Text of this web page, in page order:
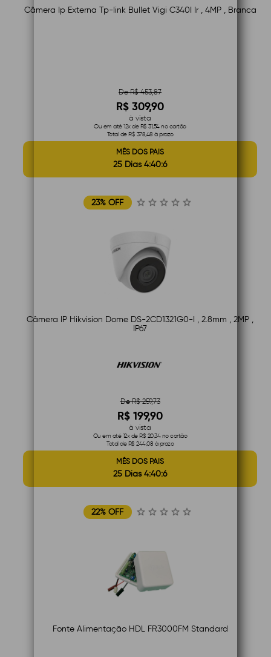
Câmera Ip Externa Tp-link Bullet Vigi C340I Ir , 4MP , Branca
De R$ 453,87
R$ 309,90
à vista
Ou em até 12x de R$ 31,54 no cartão
Total de R$ 378,48 à prazo
MÊS DOS PAIS
25 Dias 4:40:5
23% OFF
Câmera IP Hikvision Dome DS-2CD1321G0-I , 2.8mm , 2MP ,
IP67
De R$ 259,73
R$ 199,90
à vista
Ou em até 12x de R$ 20,34 no cartão
Total de R$ 244,08 à prazo
MÊS DOS PAIS
25 Dias 4:40:5
22% OFF
Fonte Alimentação HDL FR3000FM Standard